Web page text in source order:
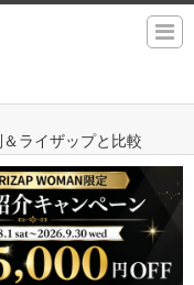
ライザップと比較